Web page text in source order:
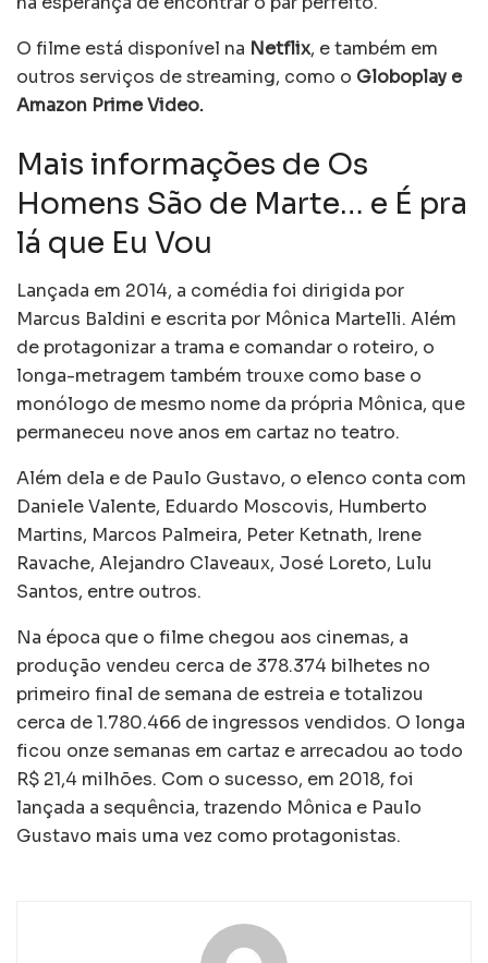
O filme está disponível na Netflix, e também em
outros serviços de streaming, como o Globoplay e
Amazon Prime Video.
Mais informações de Os
Homens São de Marte… e É pra
lá que Eu Vou
Lançada em 2014, a comédia foi dirigida por
Marcus Baldini e escrita por Mônica Martelli. Além
de protagonizar a trama e comandar o roteiro, o
longa-metragem também trouxe como base o
monólogo de mesmo nome da própria Mônica, que
permaneceu nove anos em cartaz no teatro.
Além dela e de Paulo Gustavo, o elenco conta com
Daniele Valente, Eduardo Moscovis, Humberto
Martins, Marcos Palmeira, Peter Ketnath, Irene
Ravache, Alejandro Claveaux, José Loreto, Lulu
Santos, entre outros.
Na época que o filme chegou aos cinemas, a
produção vendeu cerca de 378.374 bilhetes no
primeiro final de semana de estreia e totalizou
cerca de 1.780.466 de ingressos vendidos. O longa
ficou onze semanas em cartaz e arrecadou ao todo
R$ 21,4 milhões. Com o sucesso, em 2018, foi
lançada a sequência, trazendo Mônica e Paulo
Gustavo mais uma vez como protagonistas.